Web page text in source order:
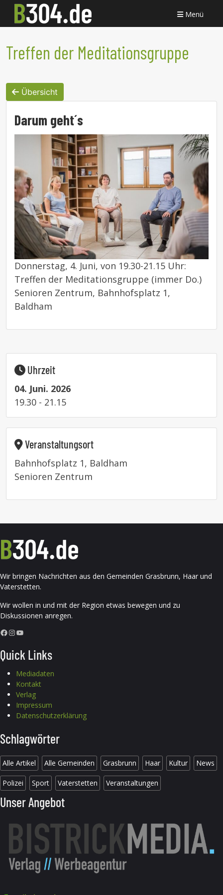
Menü
Treffen der Meditationsgruppe
Übersicht
Darum geht´s
Donnerstag, 4. Juni, von 19.30-21.15 Uhr:
Treffen der Meditationsgruppe (immer Do.)
Senioren Zentrum, Bahnhofsplatz 1,
Baldham
Uhrzeit
04. Juni. 2026
19.30 - 21.15
Veranstaltungsort
Bahnhofsplatz 1, Baldham
Senioren Zentrum
Wir bringen Nachrichten aus den Gemeinden Grasbrunn, Haar und
Vaterstetten.
Wir wollen in und mit der Region etwas bewegen und zu
Diskussionen anregen.
Facebook InstagramYouTube
Quick Links
Mediadaten
Kontakt
Verlag
Impressum
Datenschutzerklärung
Schlagwörter
Alle Artikel Alle Gemeinden Grasbrunn Haar Kultur News
Polizei Sport Vaterstetten Veranstaltungen
Unser Angebot